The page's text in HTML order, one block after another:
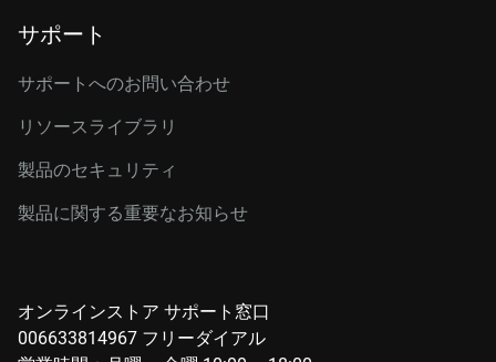
サポート
サポートへのお問い合わせ
リソースライブラリ
製品のセキュリティ
製品に関する重要なお知らせ
オンラインストア サポート窓口
006633814967 フリーダイアル